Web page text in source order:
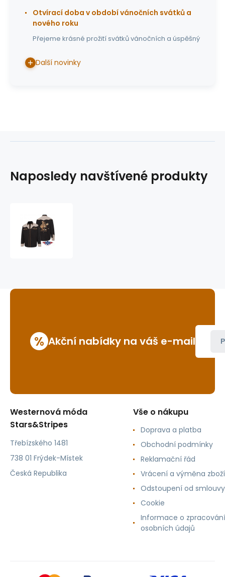
Otvírací doba v období vánočních svátků a
nového roku
Přejeme krásné prožití svátků vánočních a úspěšný
Další novinky
Naposledy navštívené produkty
% Akční nabídky na váš e-mail
Westernová móda
Stars&Stripes
Třebízského 1481
738 01 Frýdek-Místek
Česká Republika
Vše o nákupu
Doprava a platba
Obchodní podmínky
Reklamační řád
Vrácení a výměna zboží
Odstoupení od smlouvy
Cookie
Informace o zpracování
osobních údajů